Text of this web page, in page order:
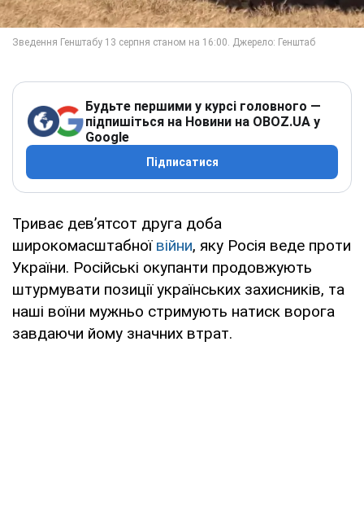
Будьте першими у курсі головного —
підпишіться на Новини на OBOZ.UA у
Google
Підписатися
Триває дев’ятсот друга доба
широкомасштабної війни, яку Росія веде проти
України. Російські окупанти продовжують
штурмувати позиції українських захисників, та
наші воїни мужньо стримують натиск ворога
завдаючи йому значних втрат.